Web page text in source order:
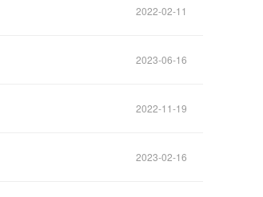
2022-02-11
2023-06-16
2022-11-19
2023-02-16